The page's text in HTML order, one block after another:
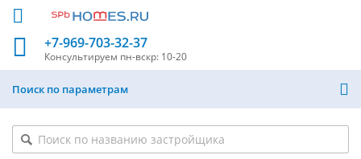
+7-969-703-32-37
Консультируем пн-вскр: 10-20
Поиск по параметрам